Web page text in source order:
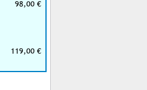
98,00 €
119,00 €